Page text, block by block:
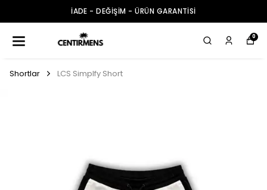
İADE - DEĞİŞİM - ÜRÜN GARANTİSİ
0
Shortlar LCS Simplfy Short